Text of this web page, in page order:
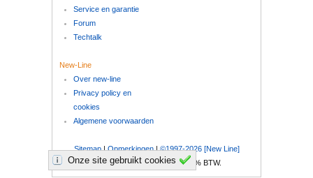
Service en garantie
Forum
Techtalk
New-Line
Over new-line
Privacy policy en
cookies
Algemene voorwaarden
Sitemap|Opmerkingen|©1997-2026 [New Line]
Al onze prijzen zijn inclusief 21% BTW.
Onze site gebruikt cookies